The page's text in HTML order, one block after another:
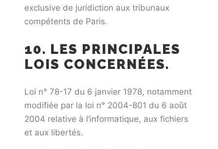
exclusive de juridiction aux tribunaux
compétents de Paris.
10. LES PRINCIPALES
LOIS CONCERNÉES.
Loi n° 78-17 du 6 janvier 1978, notamment
modifiée par la loi n° 2004-801 du 6 août
2004 relative à l’informatique, aux fichiers
et aux libertés.